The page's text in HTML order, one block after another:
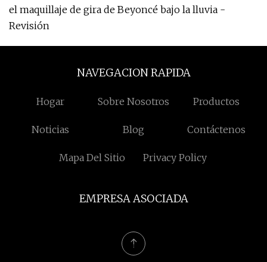
el maquillaje de gira de Beyoncé bajo la lluvia -
Revisión
NAVEGACION RAPIDA
Hogar Sobre Nosotros Productos
Noticias Blog Contáctenos
Mapa Del Sitio Privacy Policy
EMPRESA ASOCIADA